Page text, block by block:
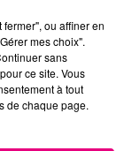
ou affiner en
mes choix".
sans
ce site. Vous
à tout
de chaque page.